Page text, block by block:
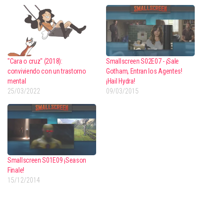
"Cara o cruz" (2018):
conviviendo con un trastorno
mental
25/03/2022
Smallscreen S02E07 - ¡Sale
Gotham, Entran los Agentes!
¡Hail Hydra!
09/03/2015
Smallscreen S01E09 ¡Season
Finale!
15/12/2014